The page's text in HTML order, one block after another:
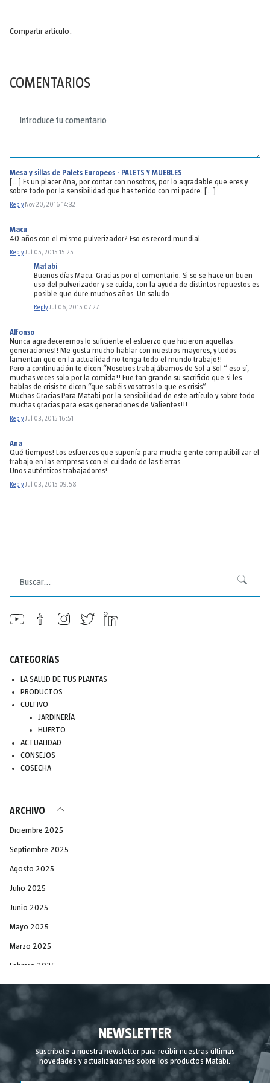
Compartir artículo:
COMENTARIOS
Mesa y sillas de Palets Europeos - PALETS Y MUEBLES
[…] Es un placer Ana, por contar con nosotros, por lo agradable que eres y
sobre todo por la sensibilidad que has tenido con mi padre. […]
Reply Nov 20, 2016 14:32
Macu
40 años con el mismo pulverizador? Eso es record mundial.
Reply Jul 05, 2015 15:25
Matabi
Buenos días Macu. Gracias por el comentario. Si se se hace un buen
uso del pulverizador y se cuida, con la ayuda de distintos repuestos es
posible que dure muchos años. Un saludo
Reply Jul 06, 2015 07:27
Alfonso
Nunca agradeceremos lo suficiente el esfuerzo que hicieron aquellas
generaciones!! Me gusta mucho hablar con nuestros mayores, y todos
lamentan que en la actualidad no tenga todo el mundo trabajo!!
Pero a continuación te dicen “Nosotros trabajábamos de Sol a Sol “ eso sí,
muchas veces solo por la comida!! Fue tan grande su sacrificio que si les
hablas de crisis te dicen “que sabéis vosotros lo que es crisis”
Muchas Gracias Para Matabi por la sensibilidad de este artículo y sobre todo
muchas gracias para esas generaciones de Valientes!!!
Reply Jul 03, 2015 16:51
Ana
Qué tiempos! Los esfuerzos que suponía para mucha gente compatibilizar el
trabajo en las empresas con el cuidado de las tierras.
Unos auténticos trabajadores!
Reply Jul 03, 2015 09:58
Buscar
CATEGORÍAS
LA SALUD DE TUS PLANTAS
PRODUCTOS
CULTIVO
JARDINERÍA
HUERTO
ACTUALIDAD
CONSEJOS
COSECHA
ARCHIVO
Diciembre 2025
Septiembre 2025
Agosto 2025
Julio 2025
Junio 2025
Mayo 2025
Marzo 2025
Febrero 2025
Diciembre 2024
Agosto 2024
Julio 2024
NEWSLETTER
Suscríbete a nuestra newsletter para recibir nuestras últimas
novedades y actualizaciones sobre los productos Matabi.